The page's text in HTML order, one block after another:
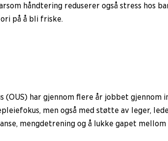
håndtering reduserer også stress
på å bli friske.
(OUS) har gjennom flere år jobbet
men også med støtte av leger,
mengdetrening og å lukke gapet